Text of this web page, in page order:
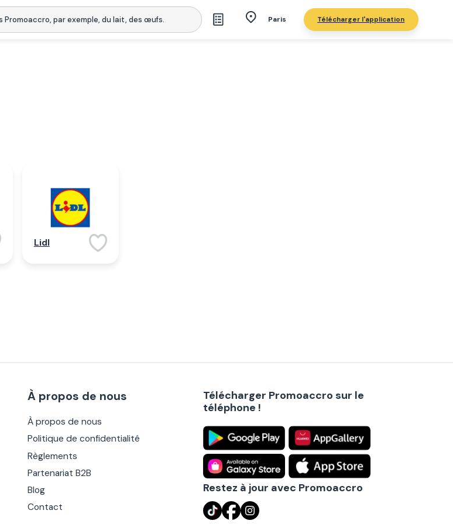
Paris Télécharger l'application
Lidl
À propos de nous
À propos de nous
Politique de confidentialité
Règlements
Partenariat B2B
Blog
Contact
Télécharger Promoaccro sur le
téléphone !
Restez à jour avec Promoaccro